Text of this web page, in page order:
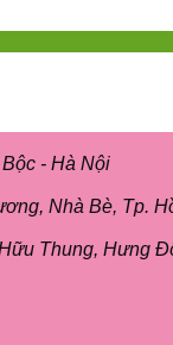
- Hà Nội
Nhà Bè, Tp.
Thung, Hưng